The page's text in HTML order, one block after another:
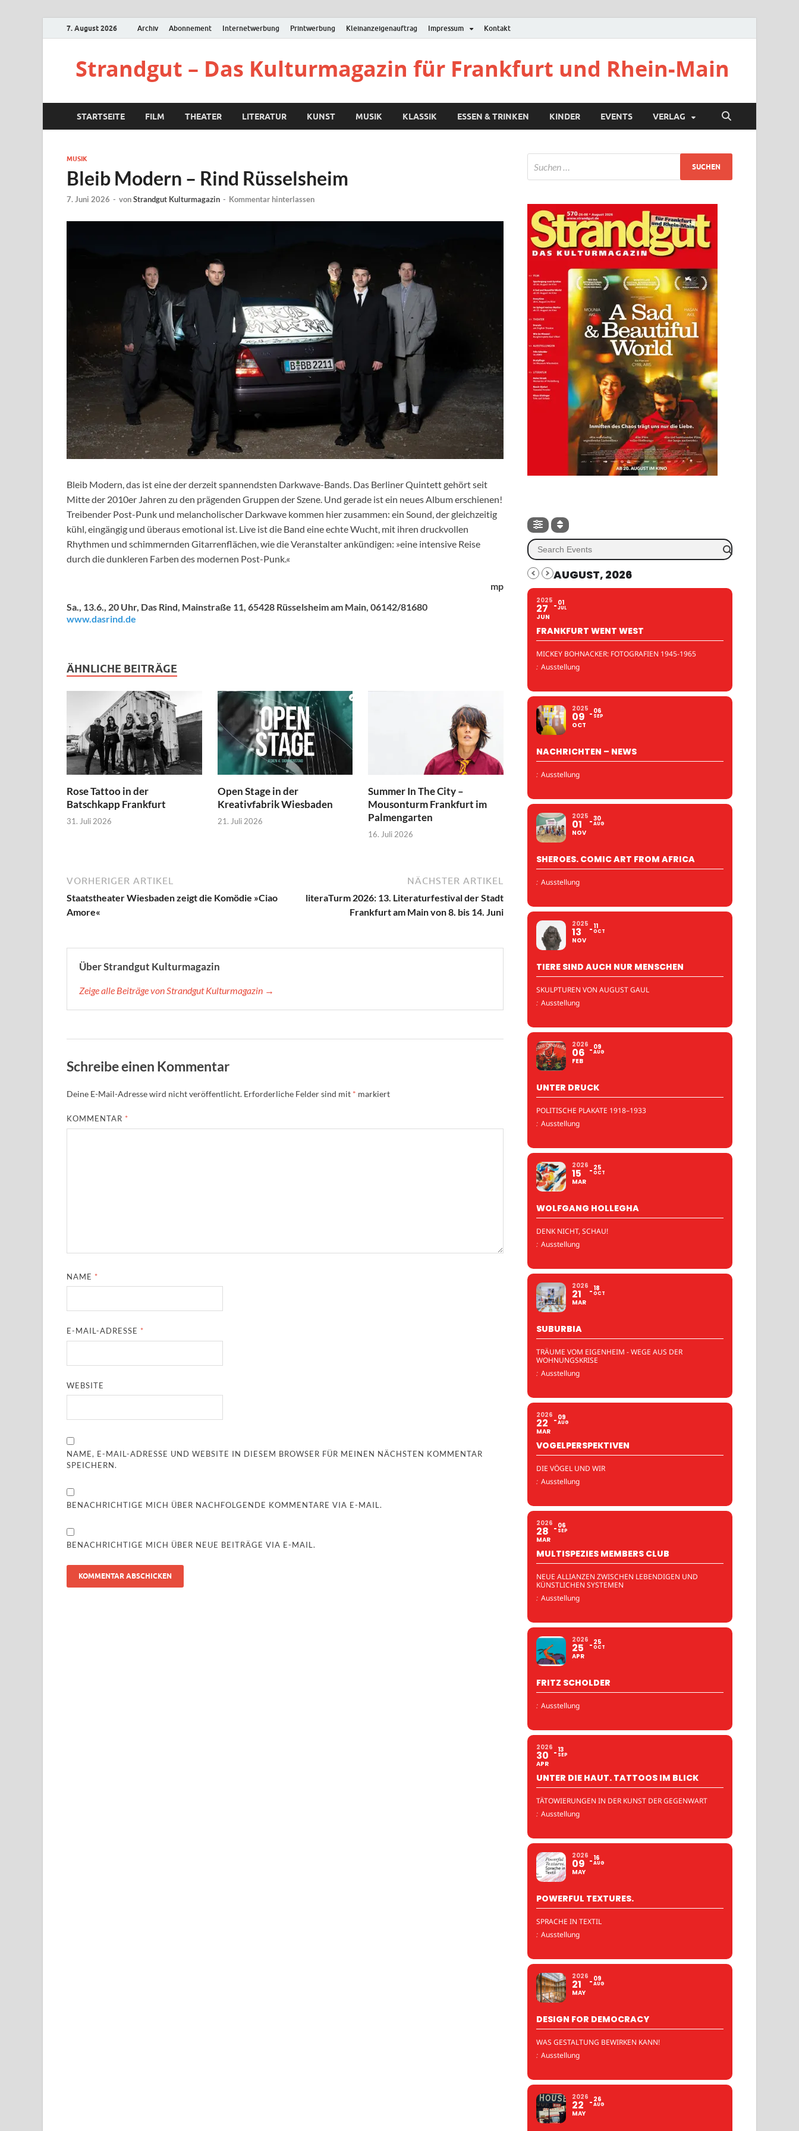
7. August 2026 Archiv Abonnement Internetwerbung Printwerbung Kleinanzeigenauftrag Impressum Kontakt
Strandgut – Das Kulturmagazin für Frankfurt und Rhein-Main
STARTSEITE FILM THEATER LITERATUR KUNST MUSIK KLASSIK ESSEN & TRINKEN KINDER EVENTS VERLAG
MUSIK
Bleib Modern – Rind Rüsselsheim
7. Juni 2026 - vonStrandgut Kulturmagazin - Kommentar hinterlassen
Bleib Modern, das ist eine der derzeit spannendsten Darkwave-Bands. Das Berliner Quintett gehört seit
Mitte der 2010er Jahren zu den prägenden Gruppen der Szene. Und gerade ist ein neues Album erschienen!
Treibender Post-Punk und melancholischer Darkwave kommen hier zusammen: ein Sound, der gleichzeitig
kühl, eingängig und überaus emotional ist. Live ist die Band eine echte Wucht, mit ihren druckvollen
Rhythmen und schimmernden Gitarrenflächen, wie die Veranstalter ankündigen: »eine intensive Reise
durch die dunkleren Farben des modernen Post-Punk.«
mp
Sa., 13.6., 20 Uhr, Das Rind, Mainstraße 11, 65428 Rüsselsheim am Main, 06142/81680
www.dasrind.de
ÄHNLICHE BEITRÄGE
Rose Tattoo in der
Batschkapp Frankfurt
31. Juli 2026
Open Stage in der
Kreativfabrik Wiesbaden
21. Juli 2026
Summer In The City –
Mousonturm Frankfurt im
Palmengarten
16. Juli 2026
VORHERIGER ARTIKEL
Staatstheater Wiesbaden zeigt die Komödie »Ciao
Amore«
NÄCHSTER ARTIKEL
literaTurm 2026: 13. Literaturfestival der Stadt
Frankfurt am Main von 8. bis 14. Juni
Über Strandgut Kulturmagazin
Zeige alle Beiträge von Strandgut Kulturmagazin →
Schreibe einen Kommentar
Deine E-Mail-Adresse wird nicht veröffentlicht. Erforderliche Felder sind mit * markiert
KOMMENTAR *
NAME *
E-MAIL-ADRESSE *
WEBSITE
NAME, E-MAIL-ADRESSE UND WEBSITE IN DIESEM BROWSER FÜR MEINEN NÄCHSTEN KOMMENTAR
SPEICHERN.
BENACHRICHTIGE MICH ÜBER NACHFOLGENDE KOMMENTARE VIA E-MAIL.
BENACHRICHTIGE MICH ÜBER NEUE BEITRÄGE VIA E-MAIL.
AUGUST, 2026
2025
27
JUN
01
JUL
FRANKFURT WENT WEST
MICKEY BOHNACKER: FOTOGRAFIEN 1945-1965
: Ausstellung
2025
09
OCT
06
SEP
NACHRICHTEN – NEWS
: Ausstellung
2025
01
NOV
30
AUG
SHEROES. COMIC ART FROM AFRICA
: Ausstellung
2025
13
NOV
11
OCT
TIERE SIND AUCH NUR MENSCHEN
SKULPTUREN VON AUGUST GAUL
: Ausstellung
2026
06
FEB
09
AUG
UNTER DRUCK
POLITISCHE PLAKATE 1918–1933
: Ausstellung
2026
15
MAR
25
OCT
WOLFGANG HOLLEGHA
DENK NICHT, SCHAU!
: Ausstellung
2026
21
MAR
18
OCT
SUBURBIA
TRÄUME VOM EIGENHEIM - WEGE AUS DER
WOHNUNGSKRISE
: Ausstellung
2026
22
MAR
09
AUG
VOGELPERSPEKTIVEN
DIE VÖGEL UND WIR
: Ausstellung
2026
28
MAR
06
SEP
MULTISPEZIES MEMBERS CLUB
NEUE ALLIANZEN ZWISCHEN LEBENDIGEN UND
KÜNSTLICHEN SYSTEMEN
: Ausstellung
2026
25
APR
25
OCT
FRITZ SCHOLDER
: Ausstellung
2026
30
APR
13
SEP
UNTER DIE HAUT. TATTOOS IM BLICK
TÄTOWIERUNGEN IN DER KUNST DER GEGENWART
: Ausstellung
2026
09
MAY
16
AUG
POWERFUL TEXTURES.
SPRACHE IN TEXTIL
: Ausstellung
2026
21
MAY
09
AUG
DESIGN FOR DEMOCRACY
WAS GESTALTUNG BEWIRKEN KANN!
: Ausstellung
2026
22
MAY
26
AUG